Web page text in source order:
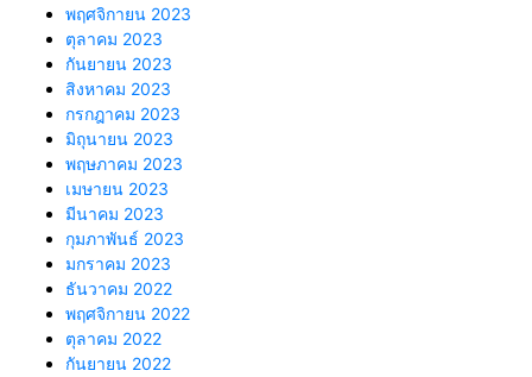
พฤศจิกายน 2023
ตุลาคม 2023
กันยายน 2023
สิงหาคม 2023
กรกฎาคม 2023
มิถุนายน 2023
พฤษภาคม 2023
เมษายน 2023
มีนาคม 2023
กุมภาพันธ์ 2023
มกราคม 2023
ธันวาคม 2022
พฤศจิกายน 2022
ตุลาคม 2022
กันยายน 2022